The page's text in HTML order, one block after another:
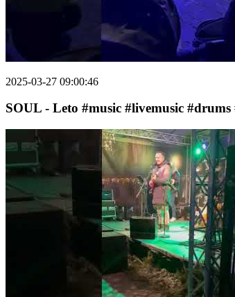
2025-03-27 09:00:46
SOUL - Leto #music #livemusic